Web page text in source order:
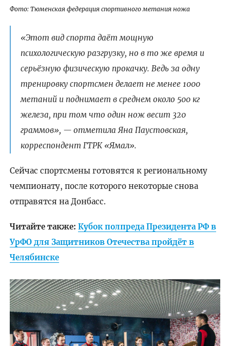
Фото: Тюменская федерация спортивного метания ножа
«Этот вид спорта даёт мощную
психологическую разгрузку, но в то же время и
серьёзную физическую прокачку. Ведь за одну
тренировку спортсмен делает не менее 1000
метаний и поднимает в среднем около 500 кг
железа, при том что один нож весит 320
граммов», — отметила Яна Паустовская,
корреспондент ГТРК «Ямал».
Сейчас спортсмены готовятся к региональному
чемпионату, после которого некоторые снова
отправятся на Донбасс.
Читайте также: Кубок полпреда Президента РФ в
УрФО для Защитников Отечества пройдёт в
Челябинске